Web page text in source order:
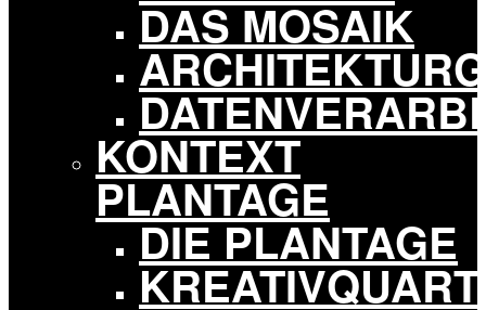
DAS MOSAIK
KONTEXT
PLANTAGE
DIE PLANTAGE